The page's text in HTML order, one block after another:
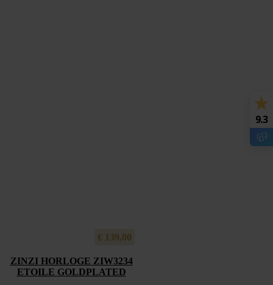
€ 139,00
ZINZI HORLOGE ZIW3234
ETOILE GOLDPLATED
9.3